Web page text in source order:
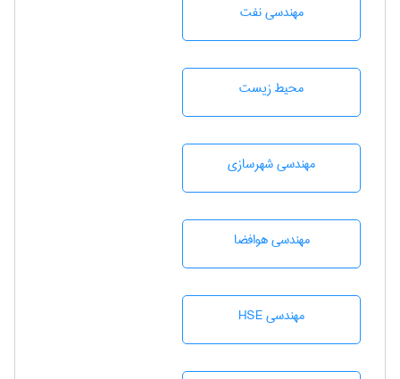
مهندسی نفت
محيط زيست
مهندسی شهرسازی
مهندسی هوافضا
مهندسی HSE